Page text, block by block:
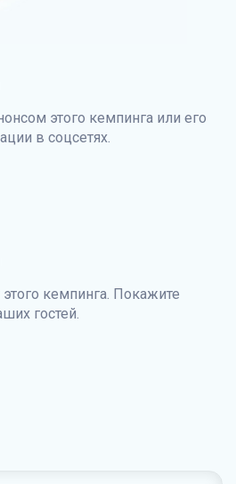
этого кемпинга или его
в соцсетях.
кемпинга. Покажите
гостей.